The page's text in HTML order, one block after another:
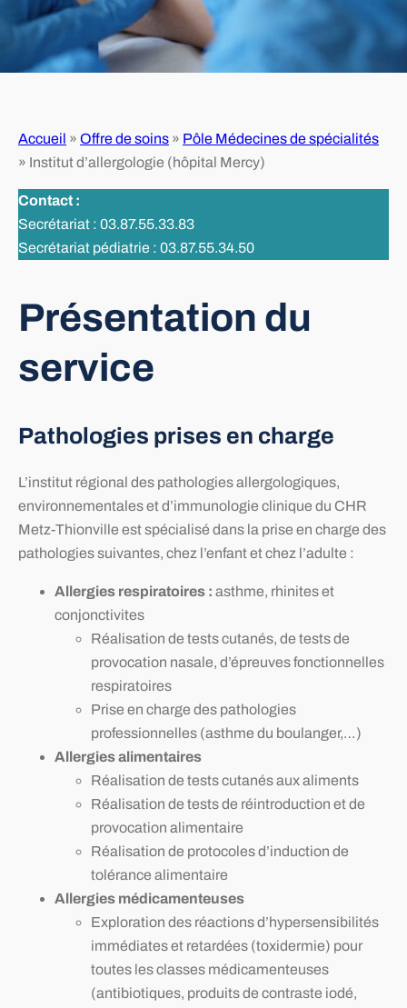
Accueil » Offre de soins » Pôle Médecines de spécialités
» Institut d’allergologie (hôpital Mercy)
Contact :
Secrétariat : 03.87.55.33.83
Secrétariat pédiatrie : 03.87.55.34.50
Présentation du
service
Pathologies prises en charge
L’institut régional des pathologies allergologiques,
environnementales et d’immunologie clinique du CHR
Metz-Thionville est spécialisé dans la prise en charge des
pathologies suivantes, chez l’enfant et chez l’adulte :
Allergies respiratoires : asthme, rhinites et
conjonctivites
Réalisation de tests cutanés, de tests de
provocation nasale, d’épreuves fonctionnelles
respiratoires
Prise en charge des pathologies
professionnelles (asthme du boulanger,…)
Allergies alimentaires
Réalisation de tests cutanés aux aliments
Réalisation de tests de réintroduction et de
provocation alimentaire
Réalisation de protocoles d’induction de
tolérance alimentaire
Allergies médicamenteuses
Exploration des réactions d’hypersensibilités
immédiates et retardées (toxidermie) pour
toutes les classes médicamenteuses
(antibiotiques, produits de contraste iodé,